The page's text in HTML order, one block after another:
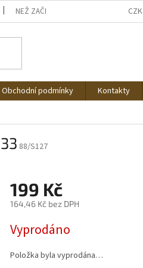
NEŽ ZAČNU NAKUPOVAT CZK
Obchodní podmínky Kontakty
88/S127
199 Kč
164,46 Kč bez DPH
cena:
Vyprodáno
Položka byla vyprodána…